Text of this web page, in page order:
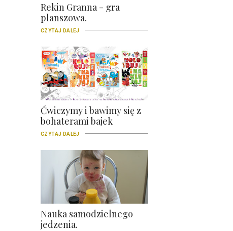
Rekin Granna - gra
planszowa.
CZYTAJ DALEJ
Ćwiczymy i bawimy się z
bohaterami bajek
CZYTAJ DALEJ
Nauka samodzielnego
jedzenia.